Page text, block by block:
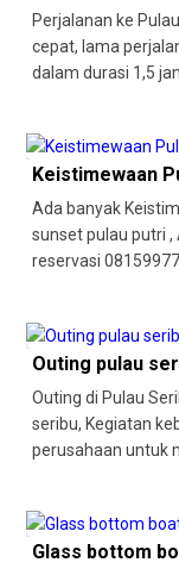
Perjalanan ke
cepat, lama
dalam durasi 1,5
Keistimewaan
Ada banyak
sunset pulau putri ,
reservasi
Outing pulau
Outing di Pulau
seribu, Kegiatan
perusahaan untuk
Glass bottom